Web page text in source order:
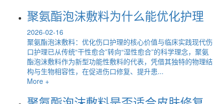
聚氨酯泡沫敷料为什么能优化护理
2026-02-16
聚氨酯泡沫敷料：优化伤口护理的核心价值与临床实践现代伤
口护理已从传统“干性愈合”转向“湿性愈合”的科学理念，聚氨
酯泡沫敷料作为新型功能性敷料的代表，凭借其独特的物理结
构与生物相容性，在促进伤口修复、提升患...
More +